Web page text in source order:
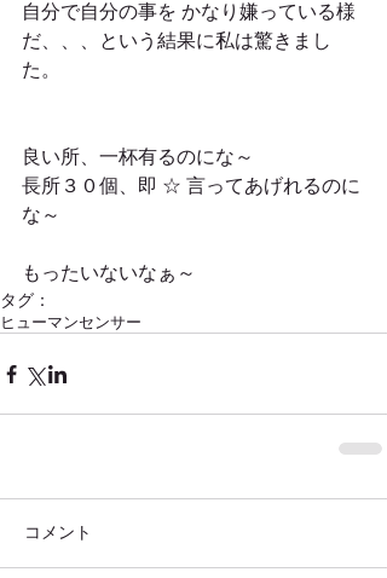
自分で自分の事を かなり嫌っている様
だ、、、という結果に私は驚きまし
た。
良い所、一杯有るのにな～
長所３０個、即 ☆ 言ってあげれるのに
な～
もったいないなぁ～
タグ：
ヒューマンセンサー
コメント